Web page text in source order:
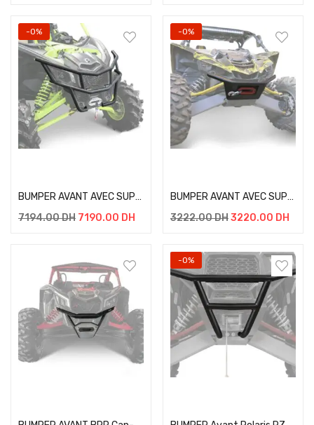
-0%
BUMPER AVANT AVEC SUPPORT DE TREUIL MAVERICK X3 + KIT DE FIXATION
7194.00DH 7190.00 DH
-0%
BUMPER AVANT AVEC SUPPORT DE TREUIL YAMAHA YXZ 1000R + KIT DE FIXATION
3222.00DH3220.00 DH
-0%